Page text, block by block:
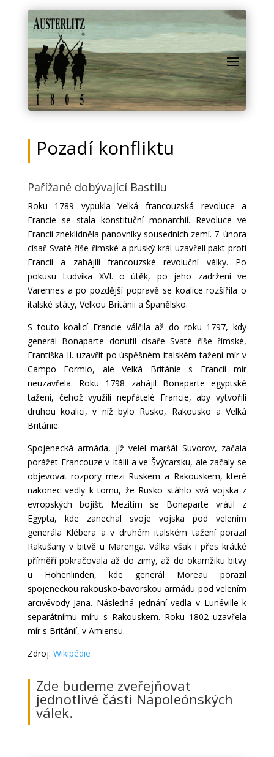
Pozadí konfliktu
Pařížané dobývající Bastilu
Roku 1789 vypukla Velká francouzská revoluce a
Francie se stala konstituční monarchií. Revoluce ve
Francii zneklidněla panovníky sousedních zemí. 7. února
císař Svaté říše římské a pruský král uzavřeli pakt proti
Francii a zahájili francouzské revoluční války. Po
pokusu Ludvíka XVI. o útěk, po jeho zadržení ve
Varennes a po pozdější popravě se koalice rozšířila o
italské státy, Velkou Británii a Španělsko.
S touto koalicí Francie válčila až do roku 1797, kdy
generál Bonaparte donutil císaře Svaté říše římské,
Františka II. uzavřít po úspěšném italském tažení mír v
Campo Formio, ale Velká Británie s Francií mír
neuzavřela. Roku 1798 zahájil Bonaparte egyptské
tažení, čehož využili nepřátelé Francie, aby vytvořili
druhou koalici, v níž bylo Rusko, Rakousko a Velká
Británie.
Spojenecká armáda, jíž velel maršál Suvorov, začala
porážet Francouze v Itálii a ve Švýcarsku, ale začaly se
objevovat rozpory mezi Ruskem a Rakouskem, které
nakonec vedly k tomu, že Rusko stáhlo svá vojska z
evropských bojišť. Mezitím se Bonaparte vrátil z
Egypta, kde zanechal svoje vojska pod velením
generála Klébera a v druhém italském tažení porazil
Rakušany v bitvě u Marenga. Válka však i přes krátké
příměří pokračovala až do zimy, až do okamžiku bitvy
u Hohenlinden, kde generál Moreau porazil
spojeneckou rakousko-bavorskou armádu pod velením
arcivévody Jana. Následná jednání vedla v Lunéville k
separátnímu míru s Rakouskem. Roku 1802 uzavřela
mír s Británií, v Amiensu.
Zdroj: Wikipédie
Zde budeme zveřejňovat
jednotlivé části Napoleónských
válek.